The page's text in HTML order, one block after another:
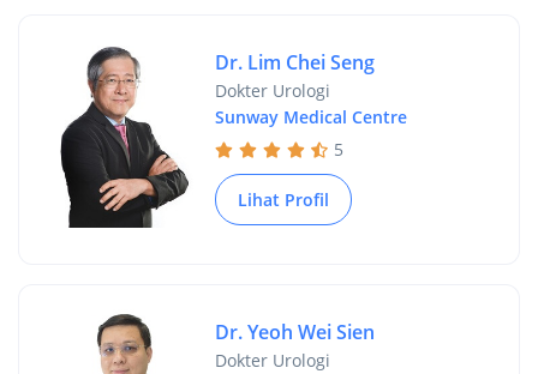
Dr. Lim Chei Seng
Dokter Urologi
Sunway Medical Centre
5
Lihat Profil
Dr. Yeoh Wei Sien
Dokter Urologi